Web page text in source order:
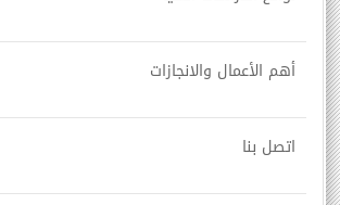
أهم الأعمال والانجازات
اتصل بنا